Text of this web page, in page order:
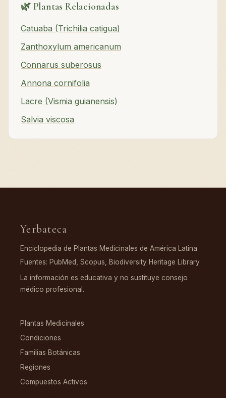
🌿 Plantas Relacionadas
Catuaba (Trichilia catigua)
Zanthoxylum americanum
Connarus suberosus
Annona cornifolia
Lacre (Vismia guianensis)
Salvia viscosa
Yerbateca
Enciclopedia de Plantas Medicinales de América Latina
Fuentes: PubMed, Scopus, Biodiversity Heritage Library
La información es educativa y no sustituye consejo
médico profesional.
Plantas Medicinales
Condiciones
Familias Botánicas
Regiones
Compuestos Activos